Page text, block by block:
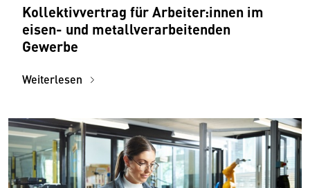
Kollektivvertrag für Arbeiter:innen im
eisen- und metallverarbeitenden
Gewerbe
Weiterlesen